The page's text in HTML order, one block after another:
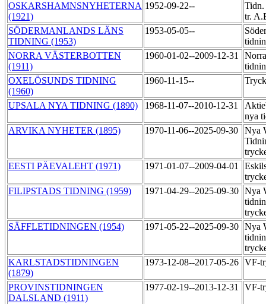
OSKARSHAMNSNYHETERNA
(1921)
1952-09-22--
Tidn.
tr.
SÖDERMANLANDS LÄNS
TIDNING (1953)
1953-05-05--
NORRA VÄSTERBOTTEN
(1911)
1960-01-02--2009-12-31
OXELÖSUNDS TIDNING
(1960)
1960-11-15--
UPSALA NYA TIDNING (1890) 1968-11-07--2010-12-31
nya
ARVIKA NYHETER (1895)
1970-11-06--2025-09-30
Nya
EESTI PÄEVALEHT (1971)
1971-01-07--2009-04-01
FILIPSTADS TIDNING (1959)
1971-04-29--2025-09-30 Nya
SÄFFLETIDNINGEN (1954)
1971-05-22--2025-09-30 Nya
KARLSTADSTIDNINGEN
(1879)
1973-12-08--2017-05-26 VF-
PROVINSTIDNINGEN
DALSLAND (1911)
1977-02-19--2013-12-31 VF-